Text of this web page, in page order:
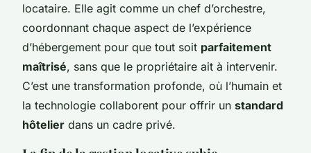
locataire. Elle agit comme un chef d’orchestre,
coordonnant chaque aspect de l’expérience
d’hébergement pour que tout soit parfaitement
maîtrisé, sans que le propriétaire ait à intervenir.
C’est une transformation profonde, où l’humain et
la technologie collaborent pour offrir un standard
hôtelier dans un cadre privé.